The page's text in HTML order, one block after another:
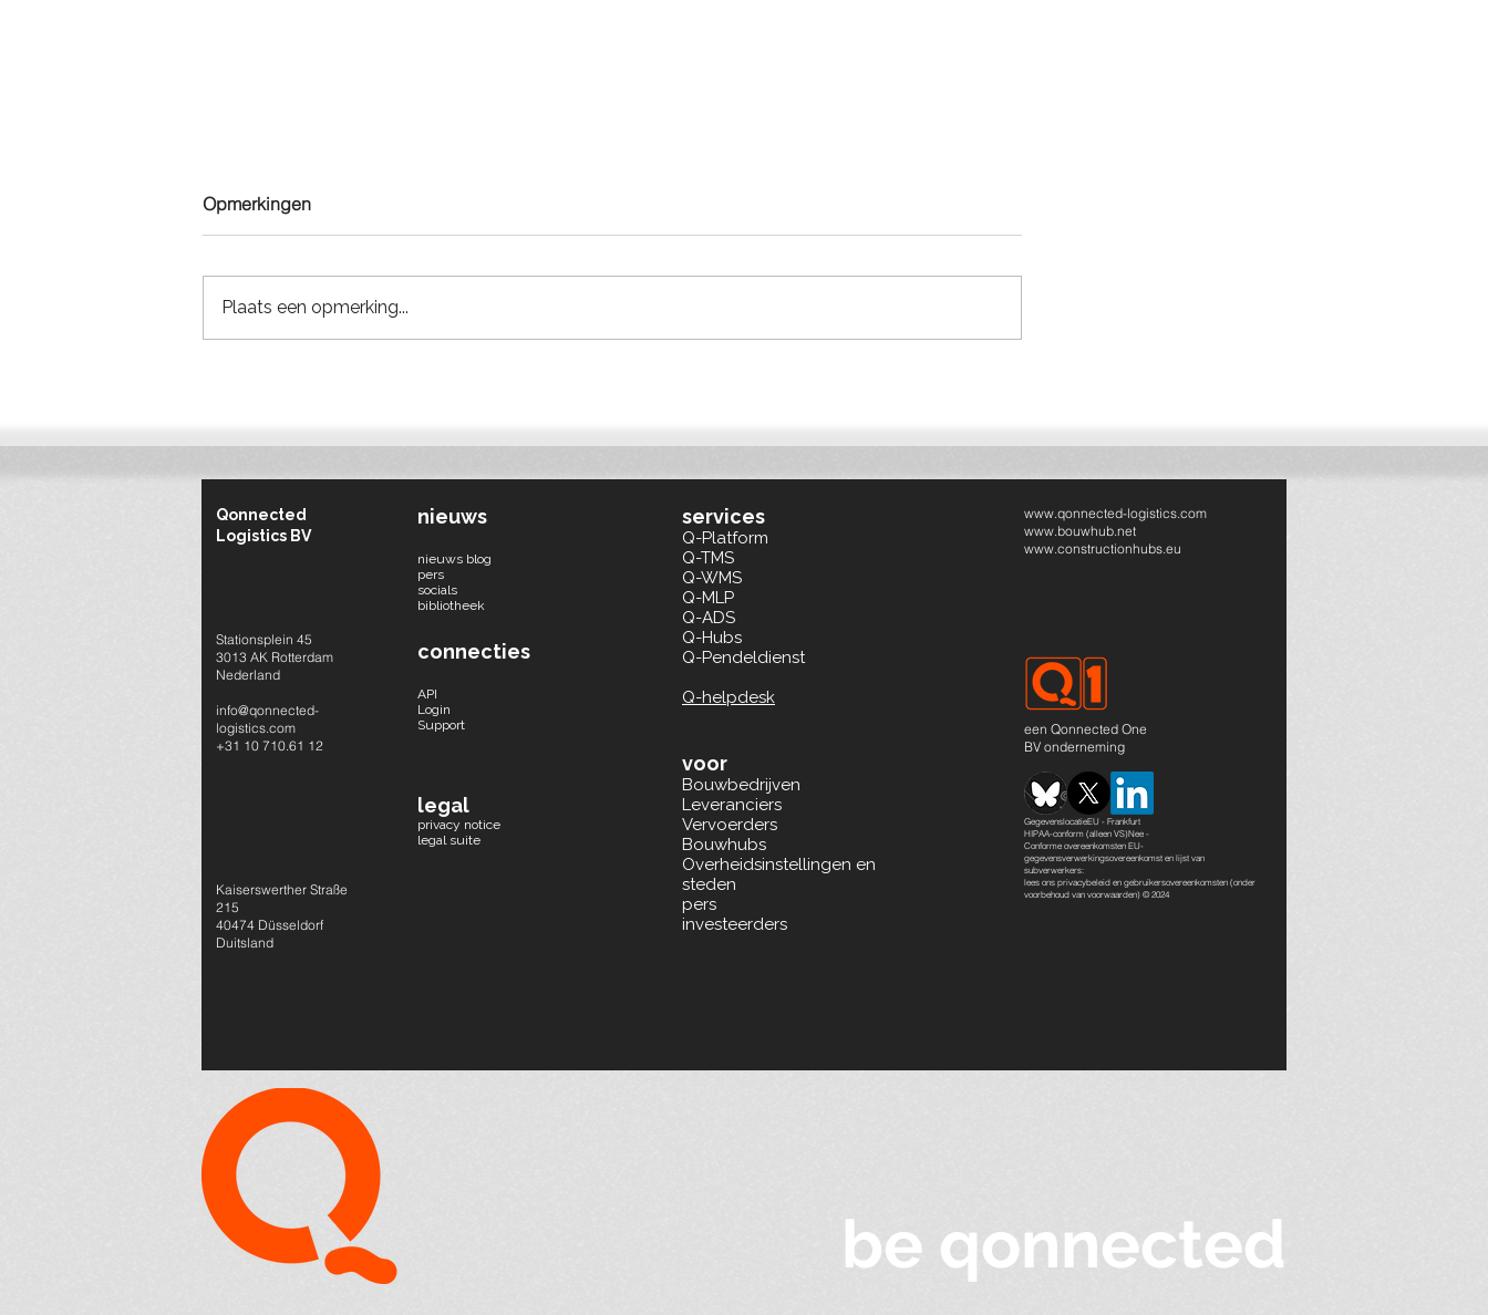
bouwplaats
aan BREEAM en ESG
Opmerkingen
Plaats een opmerking...
Qonnected
Logistics BV
Stationsplein 45
3013 AK Rotterdam
Nederland
info@qonnected-
logistics.com
+31 10 710.61 12
Kaiserswerther Straße
215
40474 Düsseldorf
Duitsland
nieuws
nieuws blog
pers
socials​
bibliotheek
connecties
API
Login
Support
legal
privacy notice
legal suite
services
Q-Platform
Q-TMS
Q-WMS
Q-MLP
Q-ADS
Q-Hubs
Q-Pendeldienst
Q-helpdesk
voor
Bouwbedrijven
Leveranciers
Vervoerders
Bouwhubs
Overheidsinstellingen en
steden
pers
investeerders
www.qonnected-logistics.com
www.bouwhub.net
www.constructionhubs.eu
een Qonnected One
BV onderneming
GegevenslocatieEU - Frankfurt
HIPAA-conform (alleen VS)Nee -
Conforme overeenkomsten EU-
gegevensverwerkingsovereenkomst en lijst van
subverwerkers:
lees ons privacybeleid en gebruikersovereenkomsten (onder
voorbehoud van voorwaarden) © 2024
be qonnected